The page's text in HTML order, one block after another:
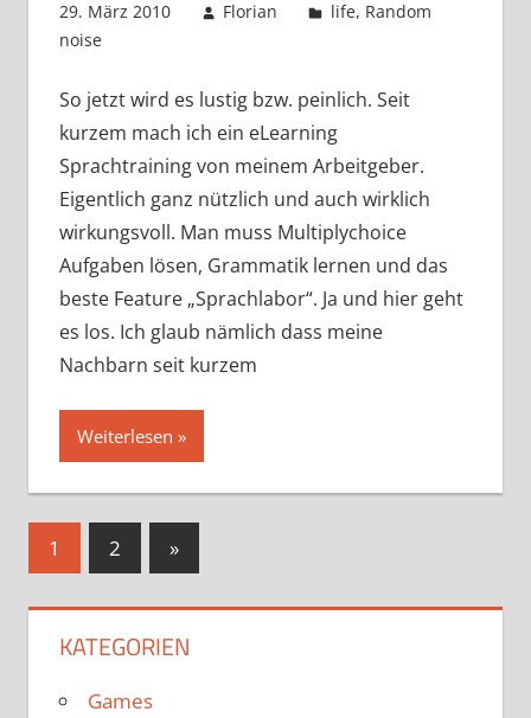
29. März 2010
Florian life, Random
noise
So jetzt wird es lustig bzw. peinlich. Seit
kurzem mach ich ein eLearning
Sprachtraining von meinem Arbeitgeber.
Eigentlich ganz nützlich und auch wirklich
wirkungsvoll. Man muss Multiplychoice
Aufgaben lösen, Grammatik lernen und das
beste Feature „Sprachlabor“. Ja und hier geht
es los. Ich glaub nämlich dass meine
Nachbarn seit kurzem
Weiterlesen
Seitennummerierung
Beiträge
1 2
Nächste
Beiträge
»
KATEGORIEN
Games